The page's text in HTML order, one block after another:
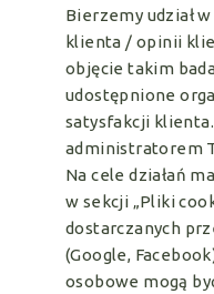
Bierzemy udział
klienta / opinii
objęcie takim
udostępnione
satysfakcji
administratorem
Na cele działań
w sekcji „Pliki
dostarczanych
(Google,
osobowe mogą